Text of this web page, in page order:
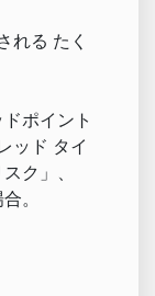
れる たく
ポイント
ッド タイ
ク」、
。